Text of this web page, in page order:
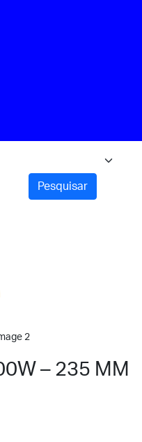
Pesquisar
– 235 MM